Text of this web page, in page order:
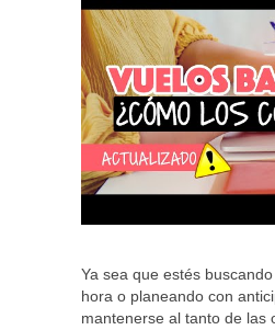
Ya sea que estés
hora o planeando con
mantenerse al tanto de las